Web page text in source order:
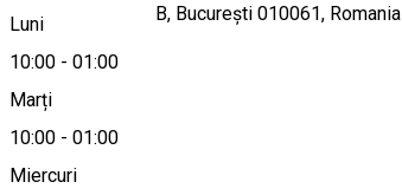
Luni
10:00 - 01:00
Marți
10:00 - 01:00
Miercuri
Calea Victoriei 37B, București 010061, Romania
Hartă